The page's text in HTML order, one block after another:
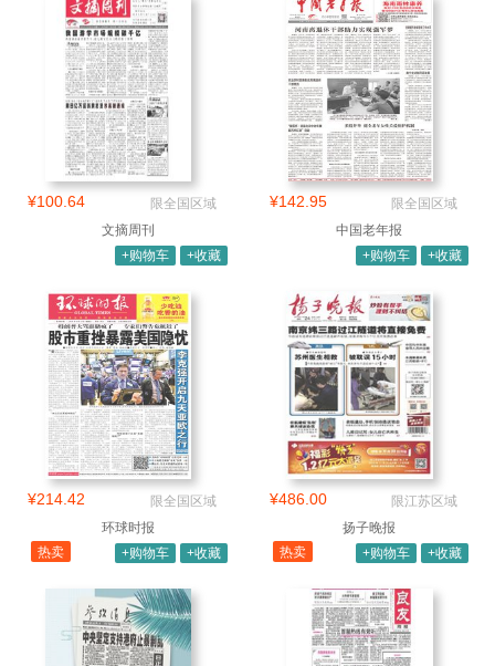
¥100.64
限全国区域
文摘周刊
+购物车
+收藏
¥142.95
限全国区域
中国老年报
+购物车
+收藏
¥214.42
限全国区域
环球时报
热卖
+购物车 +收藏
¥486.00
限江苏区域
扬子晚报
热卖
+购物车 +收藏